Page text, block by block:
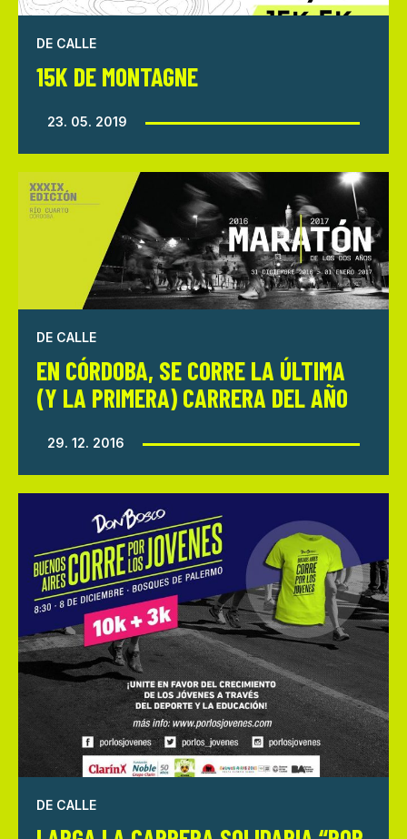
DE CALLE
15K DE MONTAGNE
23. 05. 2019
DE CALLE
EN CÓRDOBA, SE CORRE LA ÚLTIMA
(Y LA PRIMERA) CARRERA DEL AÑO
29. 12. 2016
DE CALLE